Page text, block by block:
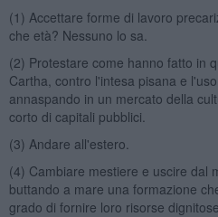
(1) Accettare forme di lavoro
che età? Nessuno lo sa.
(2) Protestare come hanno fatto in
Cartha, contro l'intesa pisana e
annaspando in un mercato della
corto di capitali pubblici.
(3) Andare all'estero.
(4) Cambiare mestiere e uscire dal
buttando a mare una formazione
grado di fornire loro risorse